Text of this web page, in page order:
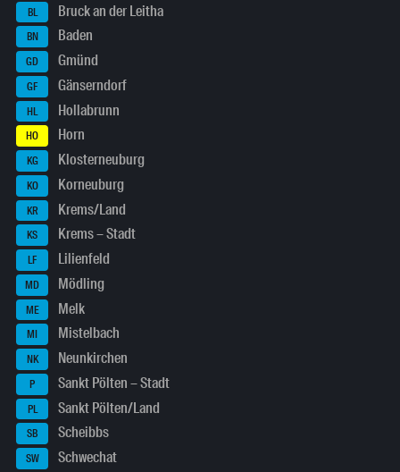
BL Bruck an der Leitha
BN Baden
GD Gmünd
GF Gänserndorf
HL Hollabrunn
HO Horn
KG Klosterneuburg
KO Korneuburg
KR Krems/Land
KS Krems – Stadt
LF Lilienfeld
MD Mödling
ME Melk
MI Mistelbach
NK Neunkirchen
P Sankt Pölten – Stadt
PL Sankt Pölten/Land
SB Scheibbs
SW Schwechat